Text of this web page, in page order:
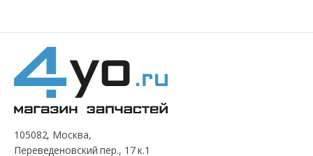
105082, Москва,
Переведеновский пер., 17 к.1